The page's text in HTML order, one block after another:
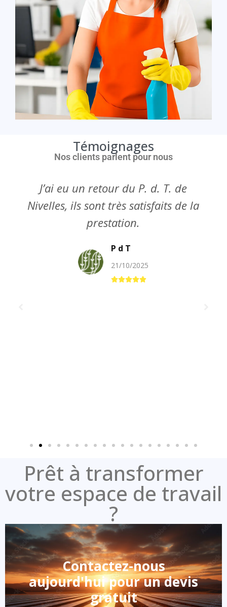
Témoignages
Nos clients parlent pour nous​
J’ai eu un retour du P. d. T. de
Nivelles, ils sont très satisfaits de la
prestation.
P d T
21/10/2025

Prêt à transformer
votre espace de travail
?
Contactez-nous
aujourd'hui pour un devis
gratuit